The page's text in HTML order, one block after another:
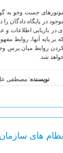
جست وجو به
در پایگاه دادگان
ای در بازیابی اطلاعات
بر پایه آنها، روابط
روابط میان پرس
شد.
نویسنده: مصطفی
نظام های